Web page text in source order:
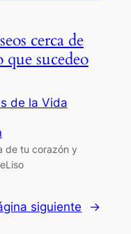
cerca de
sucedeo
de la Vida
de tu corazón y
siguiente →